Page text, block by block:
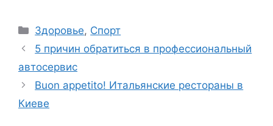
Рубрики
Здоровье, Спорт
5 причин обратиться в профессиональный
автосервис
Buon appetito! Итальянские рестораны в
Киеве